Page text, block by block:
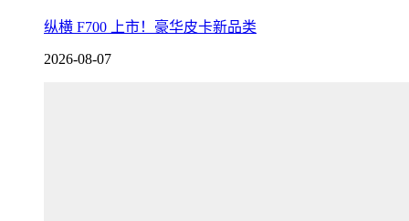
纵横 F700 上市！豪华皮卡新品类
2026-08-07